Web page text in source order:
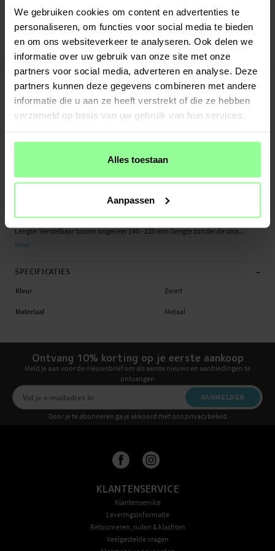
We gebruiken cookies om content en advertenties te
personaliseren, om functies voor social media te bieden
en om ons websiteverkeer te analyseren. Ook delen we
informatie over uw gebruik van onze site met onze
partners voor social media, adverteren en analyse. Deze
partners kunnen deze gegevens combineren met andere
informatie die u aan ze heeft verstrekt of die ze hebben
verzameld op basis van uw gebruik van hun services.
Alles toestaan
Aanpassen
Veilig betalen met Klarna of Paypal
30 dagen retourrecht
PRODUCTBESCHRIJVING -
Milanese bandje voor Huawei Watch Fit 5 Pro. Het bandje is gemaakt van
gepolijst roestvrij staal en straalt een exclusieve uitstraling en gevoel uit. De
magnetische sluiting maakt het eenvoudig om de band perfect aan te passen
- Verstelbare lengte die past op elke pols
Geschikt voor: Huawei Watch Fit 5 Pro
Productsoort: Milanees bandje
Lengte: Verstelbaar tussen ongeveer 140 - 220 mm (lengte zonder de sma...
Meer
SPECIFICATIES -
Kleur Zwart
Materiaal Metaal
Ontvang 10% korting op je eerste aankoop
Meld je aan voor de nieuwsbrief om als eerste nieuws en aanbiedingen te
ontvangen
AANMELDEN
Door je te abonneren ga je akkoord met ons privacybeleid
KLANTENSERVICE
Klantenservice
Leveringsinformatie
Retourneren, ruilen & klachten
Veelgestelde vragen